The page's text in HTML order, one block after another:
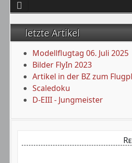
letzte Artikel
Modellflugtag 06. Juli 2025
Bilder FlyIn 2023
Artikel in der BZ zum
Scaledoku
D-EIII - Jungmeister